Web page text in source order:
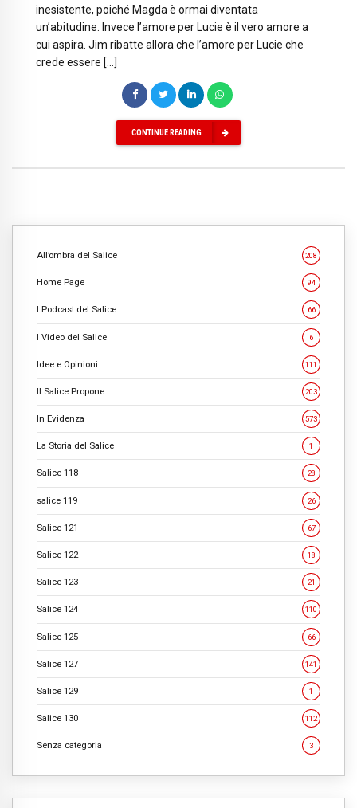
inesistente, poiché Magda è ormai diventata
un’abitudine. Invece l’amore per Lucie è il vero amore a
cui aspira. Jim ribatte allora che l’amore per Lucie che
crede essere […]
CONTINUE READING
All’ombra del Salice 208
Home Page 94
I Podcast del Salice 66
I Video del Salice 6
Idee e Opinioni 111
Il Salice Propone 203
In Evidenza 573
La Storia del Salice 1
Salice 118 28
salice 119 26
Salice 121 67
Salice 122 18
Salice 123 21
Salice 124 110
Salice 125 66
Salice 127 141
Salice 129 1
Salice 130 112
Senza categoria 3